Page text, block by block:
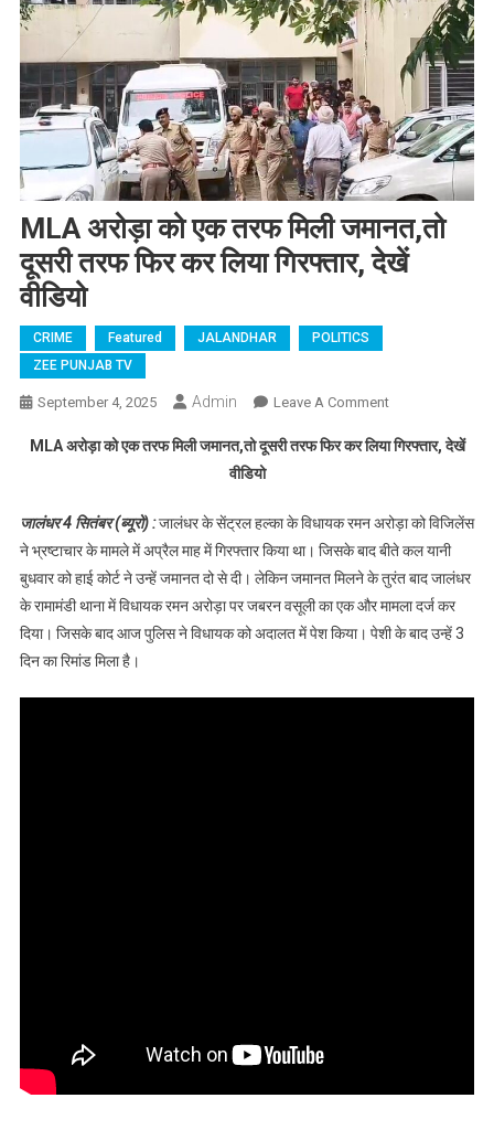
MLA अरोड़ा को एक तरफ मिली जमानत,तो
दूसरी तरफ फिर कर लिया गिरफ्तार, देखें
वीडियो
CRIME Featured JALANDHAR
POLITICS
ZEE PUNJAB TV
September 4, 2025 Admin Leave A CommentOn MLA
तरफ मिली
लिया गिरफ्तार,
देखें वीडियो
MLA अरोड़ा को एक तरफ मिली जमानत,तो दूसरी तरफ फिर कर लिया गिरफ्तार, देखें
वीडियो
जालंधर 4 सितंबर (ब्यूरो) :जालंधर के सेंट्रल हल्का के विधायक रमन अरोड़ा को विजिलेंस
ने भ्रष्टाचार के मामले में अप्रैल माह में गिरफ्तार किया था। जिसके बाद बीते कल यानी
बुधवार को हाई कोर्ट ने उन्हें जमानत दो से दी। लेकिन जमानत मिलने के तुरंत बाद जालंधर
के रामामंडी थाना में विधायक रमन अरोड़ा पर जबरन वसूली का एक और मामला दर्ज कर
दिया। जिसके बाद आज पुलिस ने विधायक को अदालत में पेश किया। पेशी के बाद उन्हें 3
दिन का रिमांड मिला है।